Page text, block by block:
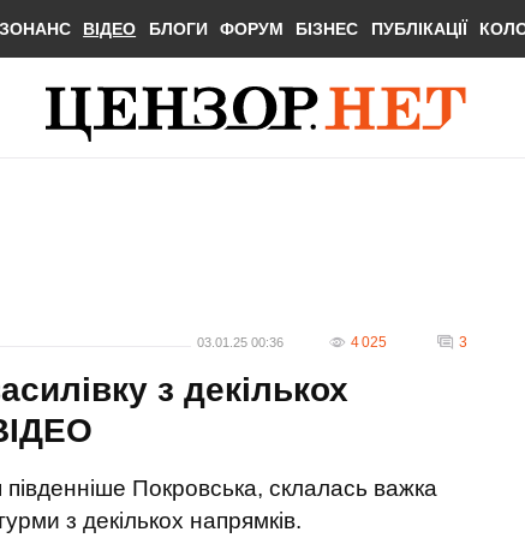
ВІДЕО БЛОГИ ФОРУМ БІЗНЕС ПУБЛІКАЦІЇ
03.01.25 00:36 4 025 3
з декількох
Покровська, склалась важка
з декількох напрямків.